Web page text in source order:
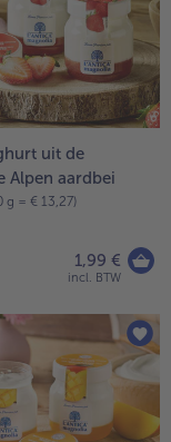
naar keuze
uit de
Alpen aardbei
g = € 13,27)
1,99 €
incl. BTW